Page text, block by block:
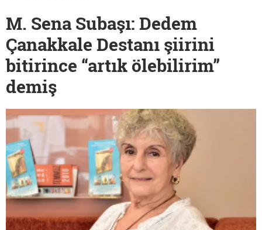
M. Sena Subaşı: Dedem
Çanakkale Destanı şiirini
bitirince “artık ölebilirim”
demiş